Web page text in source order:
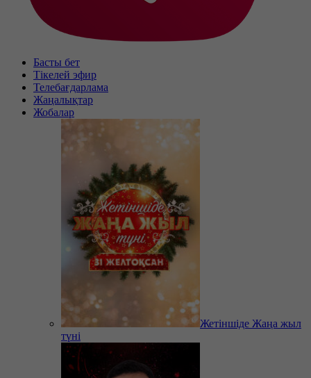
Басты бет
Тікелей эфир
Телебағдарлама
Жаңалықтар
Жобалар
Жетіншіде Жаңа жыл
түні